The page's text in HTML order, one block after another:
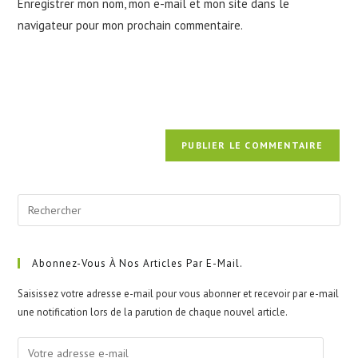
site
(facultatif)
Enregistrer mon nom, mon e-mail et mon site dans le
navigateur pour mon prochain commentaire.
Abonnez-Vous À Nos Articles Par E-Mail.
Saisissez votre adresse e-mail pour vous abonner et recevoir par e-mail
une notification lors de la parution de chaque nouvel article.
Votre